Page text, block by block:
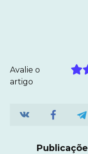
Avalie o
artigo